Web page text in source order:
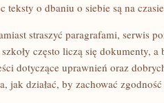
teksty o dbaniu o siebie są na
straszyć paragrafami, serwis
często liczą się dokumenty, a
dotyczące uprawnień oraz
jak działać, by zachować